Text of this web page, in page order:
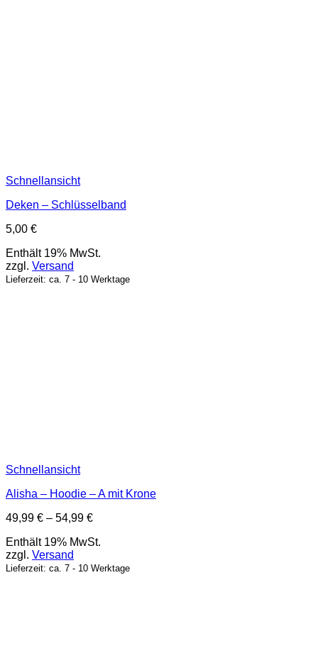
Schnellansicht
Deken – Schlüsselband
5,00 €
Enthält 19% MwSt.
zzgl. Versand
Lieferzeit: ca. 7 - 10 Werktage
Schnellansicht
Alisha – Hoodie – A mit Krone
49,99 € – 54,99 €Preisspanne:
bis
Enthält 19% MwSt.
zzgl. Versand
Lieferzeit: ca. 7 - 10 Werktage